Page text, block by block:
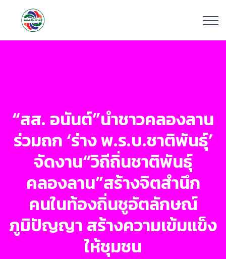
“สส. อนันต์”นำชาวคลองลาน
ร่วมถก ‘ร่าง พ.ร.บ.ชาติพันธุ์’
จัดงาน“วิถีถิ่นชาติพันธุ์
คลองลาน”สร้างจิตสำนึก
คนในท้องถิ่นชูอัตลักษณ์
ภูมิปัญญา สร้างความเข้มแข็ง
ให้ชุมชน